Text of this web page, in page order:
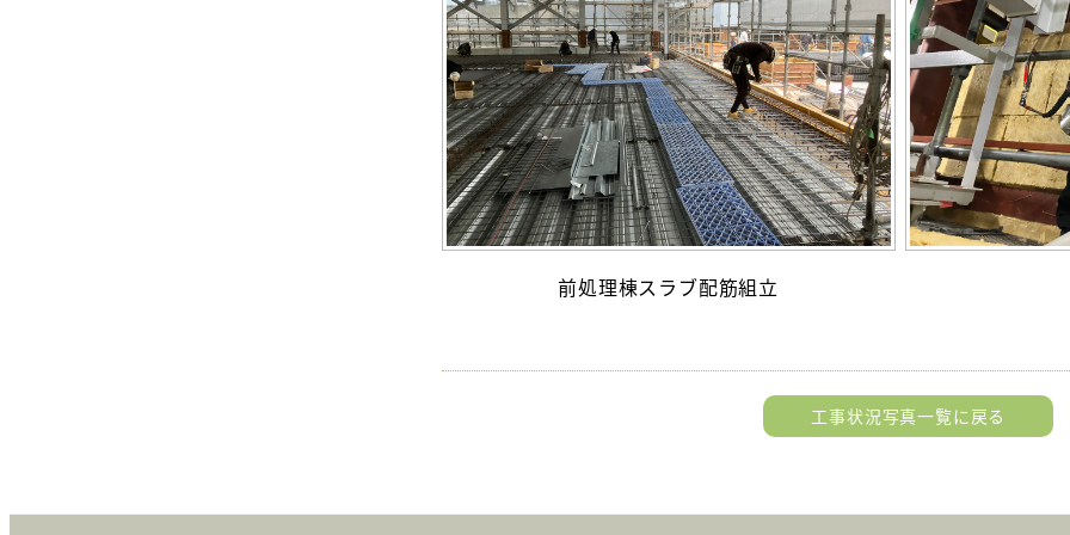
前処理棟スラブ配筋組立
工事状況写真一覧に戻る